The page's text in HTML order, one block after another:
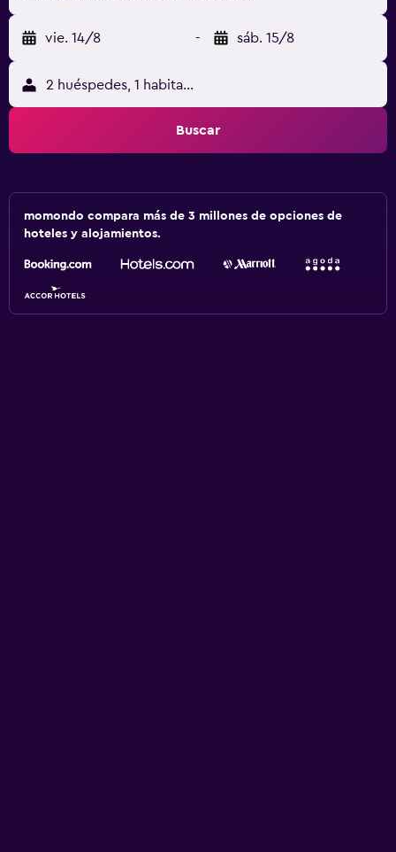
vie. 14/8 - sáb. 15/8
2 huéspedes, 1 habitación
Buscar
momondo compara más de 3 millones de opciones de
hoteles y alojamientos.